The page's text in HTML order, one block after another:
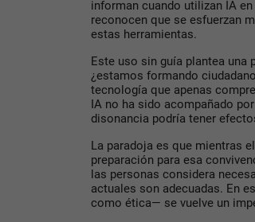
informan cuando utilizan IA
reconocen que se esfuerzan
estas herramientas.
Este uso sin guía plantea una
¿estamos formando
tecnología que apenas
IA no ha sido acompañado
disonancia podría tener
La paradoja es que mientras
preparación para esa
las personas considera
actuales son adecuadas. En
como ética— se vuelve un